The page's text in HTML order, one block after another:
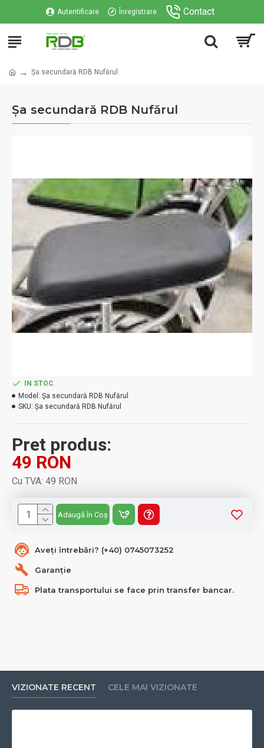
Autentificare Înregistrare Contact
Șa secundară RDB Nufărul
Șa secundară RDB Nufărul
Aveți întrebări? (+40) 0745073252
Garanție
Plata transportului se face prin transfer bancar.
Pret produs:
49 RON
Cu TVA: 49 RON
IN STOC
Model: Șa secundară RDB Nufărul
SKU: Șa secundară RDB Nufărul
Adaugă în Coș
VIZIONATE RECENT CELE MAI VIZIONATE